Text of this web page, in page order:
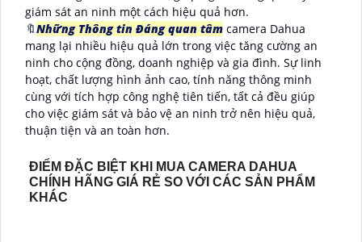
giám sát an ninh một cách hiệu quả hơn.
🔖Những Thông tin Đáng quan tâm camera Dahua
mang lại nhiều hiệu quả lớn trong việc tăng cường an
ninh cho cộng đồng, doanh nghiệp và gia đình. Sự linh
hoạt, chất lượng hình ảnh cao, tính năng thông minh
cùng với tích hợp công nghệ tiên tiến, tất cả đều giúp
cho việc giám sát và bảo vệ an ninh trở nên hiệu quả,
thuận tiện và an toàn hơn.
ĐIỂM ĐẶC BIỆT KHI MUA CAMERA DAHUA
CHÍNH HÃNG GIÁ RẺ SO VỚI CÁC SẢN PHẨM
KHÁC